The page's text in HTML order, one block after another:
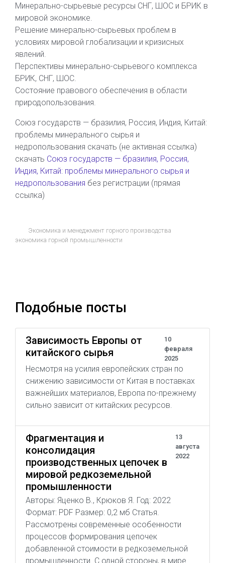
Минерально-сырьевые ресурсы СНГ, ШОС и БРИК в
мировой экономике.
Решение минерально-сырьевых проблем в
условиях мировой глобализации и кризисных
явлений.
Перспективы минерально-сырьевого комплекса
БРИК, СНГ, ШОС.
Состояние правового обеспечения в области
природопользования.
Союз государств — бразилия, Россия, Индия, Китай:
проблемы минерального сырья и
недропользования скачать (не активная ссылка)
скачать Союз государств — бразилия, Россия,
Индия, Китай: проблемы минерального сырья и
недропользования без регистрации (прямая
ссылка)
Экономика и менеджмент горного производства
экономика горной промышленности
Подобные посты
Зависимость Европы от
китайского сырья
10
февраля
2025
Несмотря на усилия европейских стран по
снижению зависимости от Китая в поставках
важнейших материалов, Европа по-прежнему
сильно зависит от китайских ресурсов.
Фрагментация и
консолидация
производственных цепочек в
мировой редкоземельной
промышленности
13
августа
2022
Авторы: Яценко В., Крюков Я. Год: 2022
Формат: PDF Размер: 0,2 мб Статья.
Рассмотрены современные особенности
процессов формирования цепочек
добавленной стоимости в редкоземельной
промышленности. С одной стороны, в мире